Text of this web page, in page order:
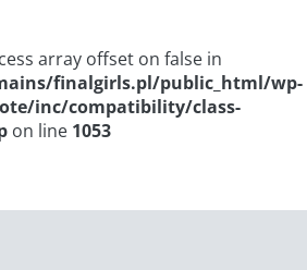
array offset on false in
finalgirls.pl/public_html/wp-
inc/compatibility/class-
on line 1053